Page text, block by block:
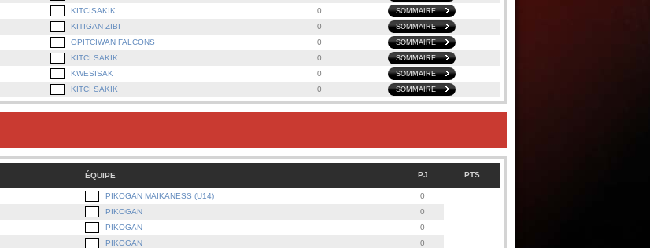
KITCISAKIK 0 SOMMAIRE
KITIGAN ZIBI 0 SOMMAIRE
OPITCIWAN FALCONS 0 SOMMAIRE
KITCI SAKIK 0 SOMMAIRE
KWESISAK 0 SOMMAIRE
KITCI SAKIK 0 SOMMAIRE
ÉQUIPE PJ PTS
PIKOGAN MAIKANESS (U14)
0
PIKOGAN
0
PIKOGAN
0
PIKOGAN 0